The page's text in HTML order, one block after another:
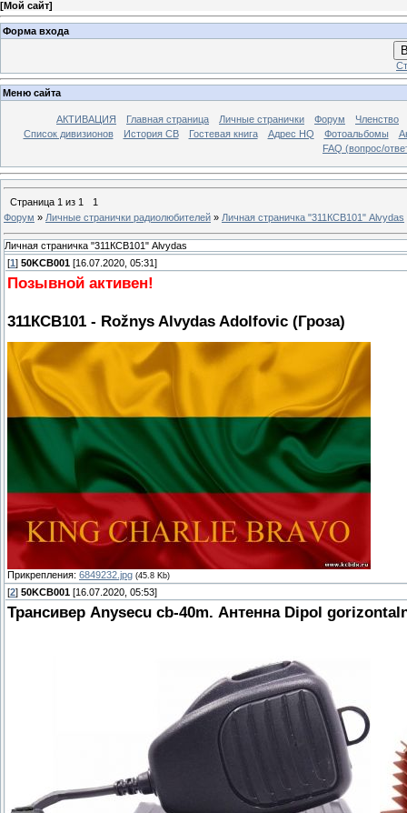
[Мой сайт]
Форма входа
Меню сайта
АКТИВАЦИЯ Главная страница Личные странички Форум
Членство
Список дивизионов
История СВ Гостевая книга Адрес HQ Фотоальбомы
FAQ (вопрос/
Страница 1 из 1
1
Форум » Личные странички радиолюбителей » Личная страничка "311КСВ101" Alvydas
Личная страничка "311КСВ101" Alvydas
[1 ] 50KCB001 [16.07.2020, 05:31]
Позывной активен!
311КСВ101 - Rožnys Alvydas Adolfovic (Гроза)
Прикрепления: 6849232.jpg (45.8 Kb)
[2] 50KCB001 [16.07.2020, 05:53]
Трансивер Anysecu cb-40m. Антенна Dipol